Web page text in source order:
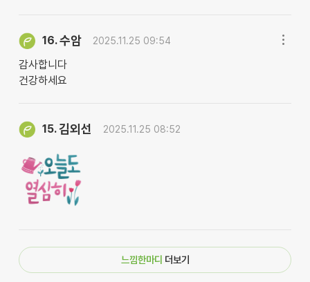
16.수암 2025.11.25 09:54
감사합니다
건강하세요
15.김외선 2025.11.25 08:52
느낌한마디 더보기